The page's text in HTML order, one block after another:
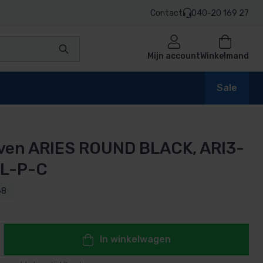
Contact 040-20 169 27
Mijn accountWinkelmand
Sale
ARIES ROUND BLACK, ARI3-
P-C
In winkelwagen